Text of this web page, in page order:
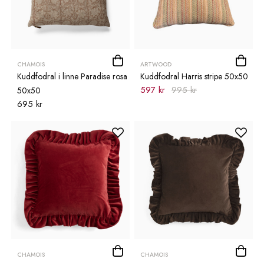
CHAMOIS
Kuddfodral i linne Paradise rosa
50x50
695 kr
ARTWOOD
Kuddfodral Harris stripe 50x50
597 kr 995 kr
CHAMOIS CHAMOIS